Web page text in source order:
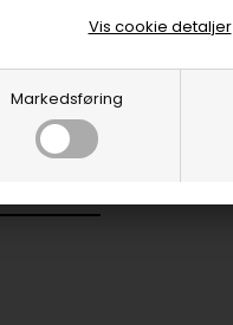
Markedsføring
Vis cookie detaljer